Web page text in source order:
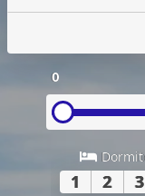
0
1 2 3